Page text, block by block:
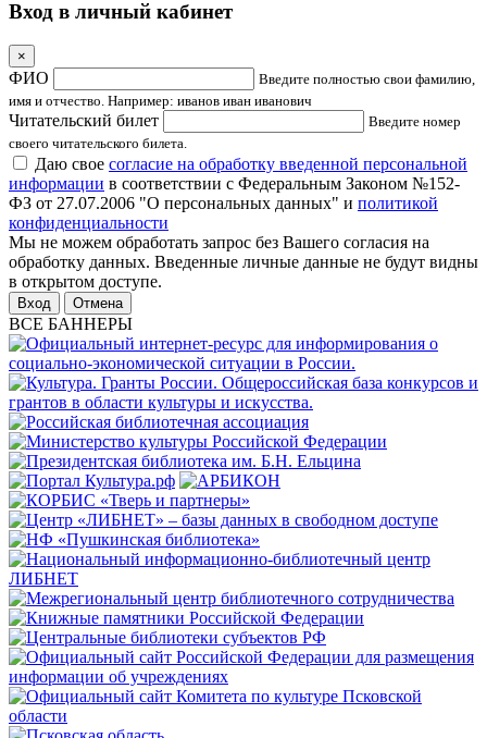
Вход в личный кабинет
×
ФИО
Введите полностью свои фамилию,
имя и отчество. Например: иванов иван иванович
Читательский билет
Введите номер
своего читательского билета.
Даю свое согласие на обработку введенной персональной
информации в соответствии с Федеральным Законом №152-
ФЗ от 27.07.2006 "О персональных данных" и политикой
конфиденциальности
Мы не можем обработать запрос без Вашего согласия на
обработку данных. Введенные личные данные не будут видны
в открытом доступе.
Отмена
ВСЕ БАННЕРЫ